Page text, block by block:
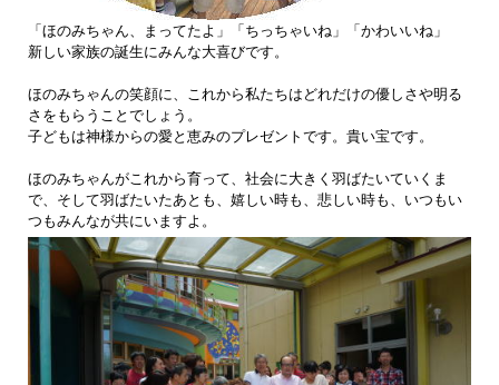
「ほのみちゃん、まってたよ」「ちっちゃいね」「かわいいね」
新しい家族の誕生にみんな大喜びです。
ほのみちゃんの笑顔に、これから私たちはどれだけの優しさや明る
さをもらうことでしょう。
子どもは神様からの愛と恵みのプレゼントです。貴い宝です。
ほのみちゃんがこれから育って、社会に大きく羽ばたいていくま
で、そして羽ばたいたあとも、嬉しい時も、悲しい時も、いつもい
つもみんなが共にいますよ。